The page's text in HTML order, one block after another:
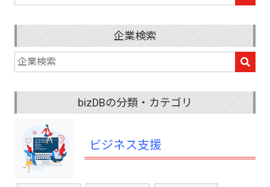
企業検索
bizDBの分類・カテゴリ
ビジネス支援